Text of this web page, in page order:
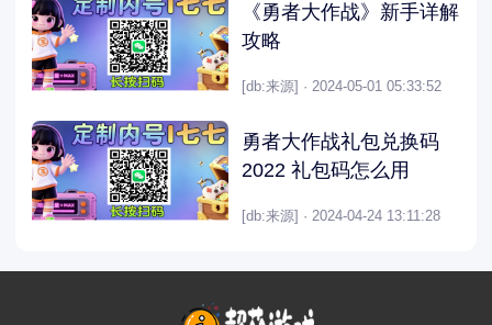
《勇者大作战》新手详解
攻略
[db:来源] · 2024-05-01 05:33:52
勇者大作战礼包兑换码
2022 礼包码怎么用
[db:来源] · 2024-04-24 13:11:28